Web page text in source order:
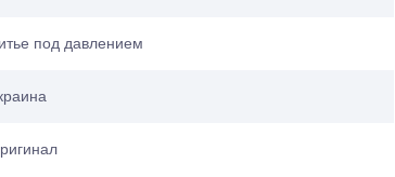
под давлением